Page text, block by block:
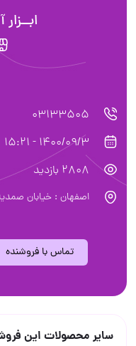
03133505
1400/09/3 - 15:21
2808 بازدید
اصفهان : خیابان صمدیه
تماس با فروشنده
سایر محصولات این